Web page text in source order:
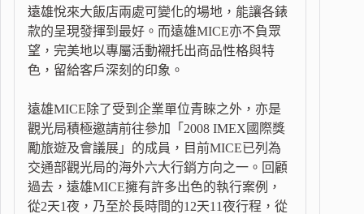
遠雄悅來大飯店兩處可變化的場地，能讓各錶
款的呈現發揮到最好。而遠雄MICE亦不負眾
望，完美地以專屬活動襯托出商品性格與特
色，留給客戶深刻的印象。
遠雄MICE除了受到企業單位青睞之外，亦是
觀光局積極邀請前往參加「2008 IMEX國際獎
勵旅遊及會議展」的成員，目前MICE已列為
交通部觀光局的海外六大行銷方向之一。回顧
過去，遠雄MICE擁有許多出色的執行案例，
從2天1夜，乃至於長時間的12天11夜行程，從